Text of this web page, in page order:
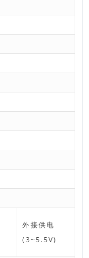
外接供电
(3~5.5V)